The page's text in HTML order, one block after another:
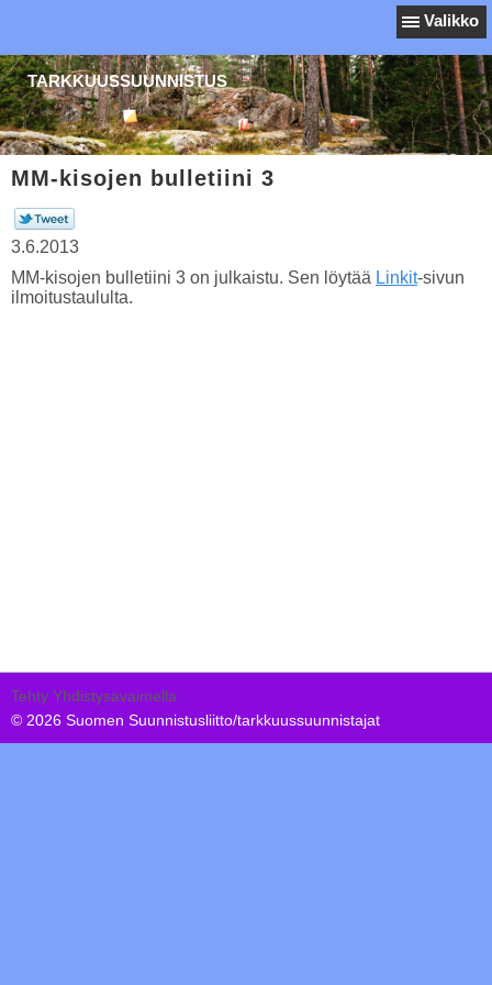
Valikko
TARKKUUSSUUNNISTUS
MM-kisojen bulletiini 3
3.6.2013
MM-kisojen bulletiini 3 on julkaistu. Sen löytää Linkit-sivun
ilmoitustaululta.
Tehty Yhdistysavaimella
© 2026 Suomen Suunnistusliitto/tarkkuussuunnistajat